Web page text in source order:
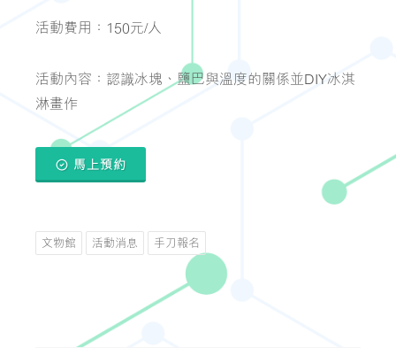
活動費用：150元/人
活動內容：認識冰塊、鹽巴與溫度的關係並DIY冰淇
淋畫作
馬上預約
文物館 活動消息 手刀報名